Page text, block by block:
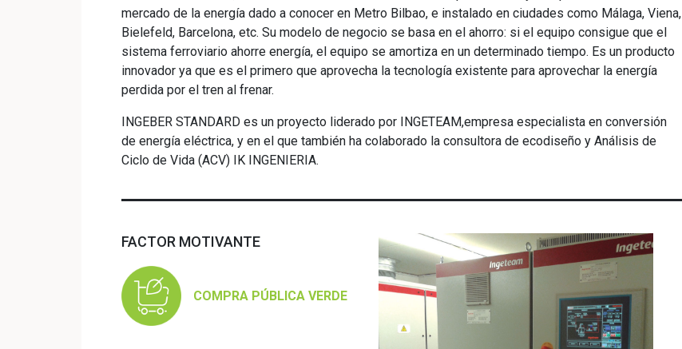
mercado de la energía dado a conocer en Metro Bilbao, e instalado en ciudades como Málaga, Viena,
Bielefeld, Barcelona, etc. Su modelo de negocio se basa en el ahorro: si el equipo consigue que el
sistema ferroviario ahorre energía, el equipo se amortiza en un determinado tiempo. Es un producto
innovador ya que es el primero que aprovecha la tecnología existente para aprovechar la energía
perdida por el tren al frenar.
INGEBER STANDARD es un proyecto liderado por INGETEAM,empresa especialista en conversión
de energía eléctrica, y en el que también ha colaborado la consultora de ecodiseño y Análisis de
Ciclo de Vida (ACV) IK INGENIERIA.
FACTOR MOTIVANTE
COMPRA PÚBLICA VERDE